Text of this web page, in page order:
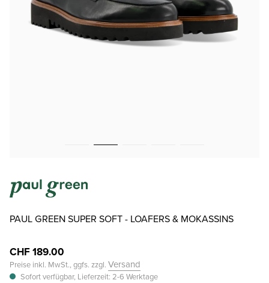
PAUL GREEN SUPER SOFT - LOAFERS & MOKASSINS
CHF 189.00
Preise inkl. MwSt., ggfs. zzgl. Versand
Sofort verfügbar, Lieferzeit: 2-6 Werktage